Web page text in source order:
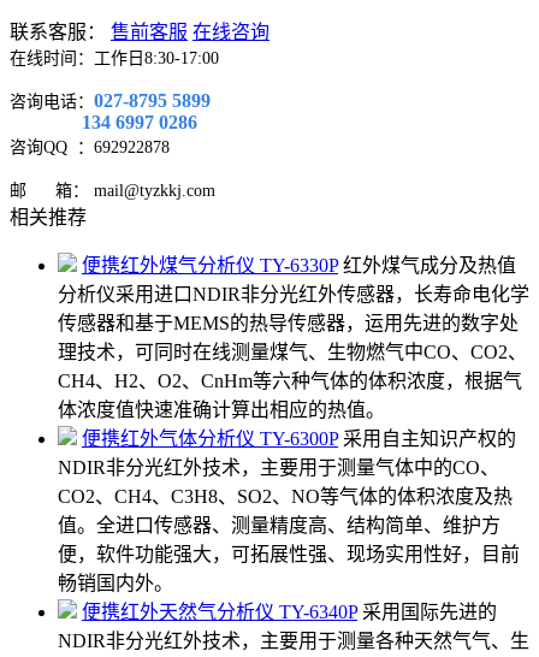
联系客服： 售前客服 在线咨询
在线时间：工作日8:30-17:00
咨询电话： 027-8795 5899
134 6997 0286
咨询QQ ：692922878
邮 箱： mail@tyzkkj.com
相关推荐
便携红外煤气分析仪 TY-6330P 红外煤气成分及热值
分析仪采用进口NDIR非分光红外传感器，长寿命电化学
传感器和基于MEMS的热导传感器，运用先进的数字处
理技术，可同时在线测量煤气、生物燃气中CO、CO2、
CH4、H2、O2、CnHm等六种气体的体积浓度，根据气
体浓度值快速准确计算出相应的热值。
便携红外气体分析仪 TY-6300P 采用自主知识产权的
NDIR非分光红外技术，主要用于测量气体中的CO、
CO2、CH4、C3H8、SO2、NO等气体的体积浓度及热
值。全进口传感器、测量精度高、结构简单、维护方
便，软件功能强大，可拓展性强、现场实用性好，目前
畅销国内外。
便携红外天然气分析仪 TY-6340P 采用国际先进的
NDIR非分光红外技术，主要用于测量各种天然气气、生